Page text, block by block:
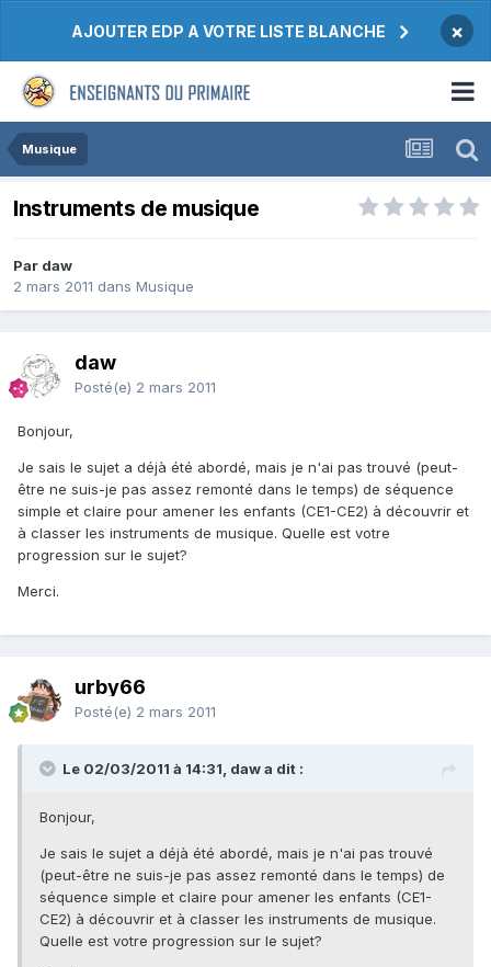
AJOUTER EDP A VOTRE LISTE BLANCHE ×
Musique
Instruments de musique
Par daw
2 mars 2011 dans Musique
daw
Posté(e) 2 mars 2011
Bonjour,
Je sais le sujet a déjà été abordé, mais je n'ai pas trouvé (peut-
être ne suis-je pas assez remonté dans le temps) de séquence
simple et claire pour amener les enfants (CE1-CE2) à découvrir et
à classer les instruments de musique. Quelle est votre
progression sur le sujet?
Merci.
urby66
Posté(e) 2 mars 2011
Le 02/03/2011 à 14:31, daw a dit :
Bonjour,
Je sais le sujet a déjà été abordé, mais je n'ai pas trouvé
(peut-être ne suis-je pas assez remonté dans le temps) de
séquence simple et claire pour amener les enfants (CE1-
CE2) à découvrir et à classer les instruments de musique.
Quelle est votre progression sur le sujet?